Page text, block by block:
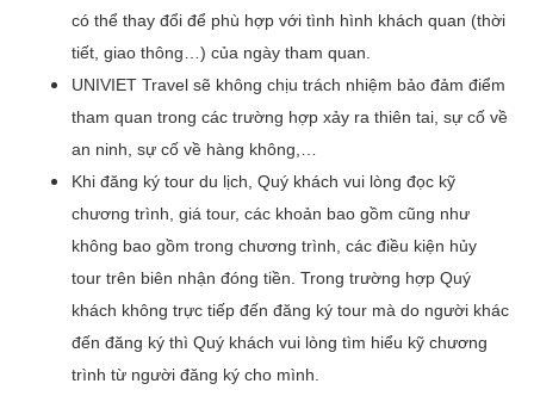
có thể thay đổi để phù hợp với tình hình khách quan (thời
tiết, giao thông…) của ngày tham quan.
UNIVIET Travel sẽ không chịu trách nhiệm bảo đảm điểm
tham quan trong các trường hợp xảy ra thiên tai, sự cố về
an ninh, sự cố về hàng không,…
Khi đăng ký tour du lịch, Quý khách vui lòng đọc kỹ
chương trình, giá tour, các khoản bao gồm cũng như
không bao gồm trong chương trình, các điều kiện hủy
tour trên biên nhận đóng tiền. Trong trường hợp Quý
khách không trực tiếp đến đăng ký tour mà do người khác
đến đăng ký thì Quý khách vui lòng tìm hiểu kỹ chương
trình từ người đăng ký cho mình.